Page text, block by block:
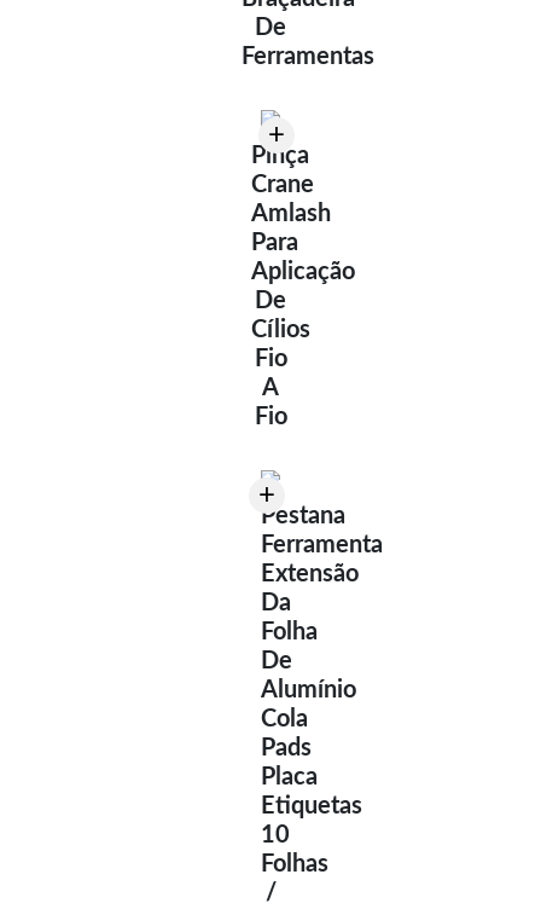
De
Ferramentas
+
Pinça
Crane
Amlash
Para
Aplicação
De
Cílios
Fio
A
Fio
+
Pestana
Ferramenta
Extensão
Da
Folha
De
Alumínio
Cola
Pads
Placa
Etiquetas
10
Folhas
/